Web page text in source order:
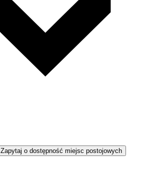
Zapytaj o dostępność miejsc postojowych